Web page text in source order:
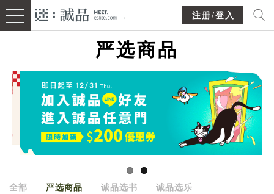
注册/登入
严选商品
全部 严选商品 诚品选书 诚品选乐